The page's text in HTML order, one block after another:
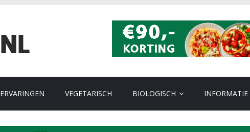
ERVARINGEN VEGETARISCH BIOLOGISCH INFORMATIE